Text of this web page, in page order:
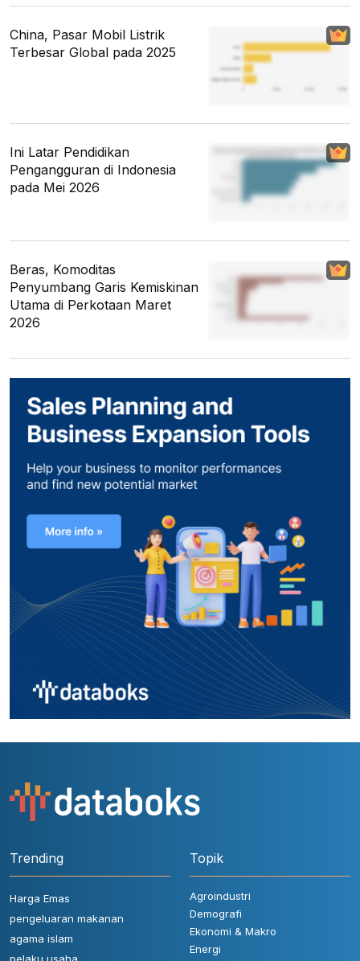
China, Pasar Mobil Listrik
Terbesar Global pada 2025
Ini Latar Pendidikan
Pengangguran di Indonesia
pada Mei 2026
Beras, Komoditas
Penyumbang Garis Kemiskinan
Utama di Perkotaan Maret
2026
Trending
Harga Emas
pengeluaran makanan
agama islam
Topik
Agroindustri
Demografi
Ekonomi & Makro
Energi